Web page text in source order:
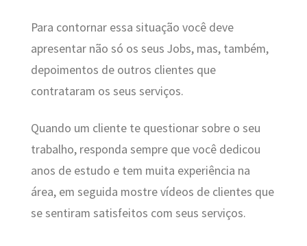
Para contornar essa situação você deve
apresentar não só os seus Jobs, mas, também,
depoimentos de outros clientes que
contrataram os seus serviços.
Quando um cliente te questionar sobre o seu
trabalho, responda sempre que você dedicou
anos de estudo e tem muita experiência na
área, em seguida mostre vídeos de clientes que
se sentiram satisfeitos com seus serviços.